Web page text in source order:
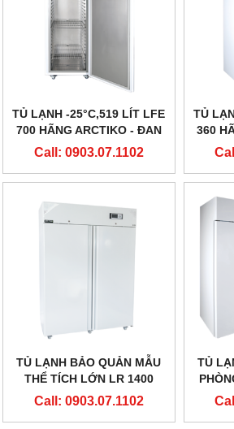
TỦ LẠNH -25°C,519 LÍT LFE
700 HÃNG ARCTIKO - ĐAN
MẠCH
Call: 0903.07.1102
TỦ
360
TỦ LẠNH BẢO QUẢN MẪU
THỂ TÍCH LỚN LR 1400
HÃNG ARCTIKO - ĐAN
Call: 0903.07.1102
TỦ